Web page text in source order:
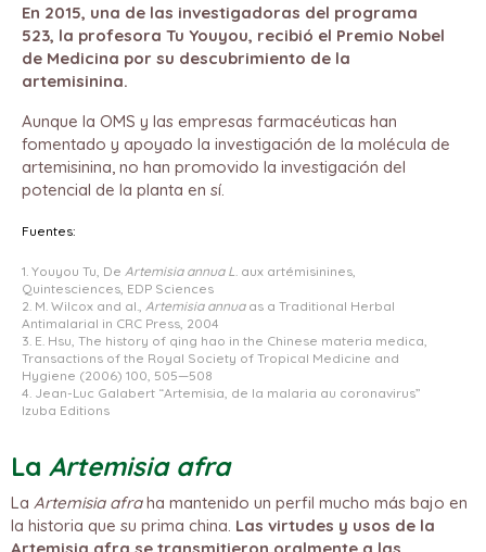
En 2015, una de las investigadoras del programa
523, la profesora Tu Youyou, recibió el Premio Nobel
de Medicina por su descubrimiento de la
artemisinina.
Aunque la OMS y las empresas farmacéuticas han
fomentado y apoyado la investigación de la molécula de
artemisinina, no han promovido la investigación del
potencial de la planta en sí.
Fuentes:
1. Youyou Tu, De Artemisia annua L . aux artémisinines,
Quintesciences, EDP Sciences
2. M. Wilcox and al., Artemisia annuaas a Traditional Herbal
Antimalarial in CRC Press, 2004
3. E. Hsu, The history of qing hao in the Chinese materia medica,
Transactions of the Royal Society of Tropical Medicine and
Hygiene (2006) 100, 505—508
4. Jean-Luc Galabert “Artemisia, de la malaria au coronavirus”
Izuba Editions
La Artemisia afra
La Artemisia afraha mantenido un perfil mucho más bajo en
la historia que su prima china. Las virtudes y usos de la
Artemisia afra se transmitieron oralmente a las